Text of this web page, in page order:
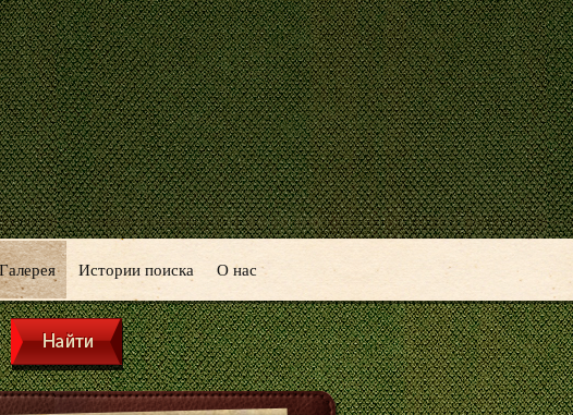
Галерея Истории поиска О нас